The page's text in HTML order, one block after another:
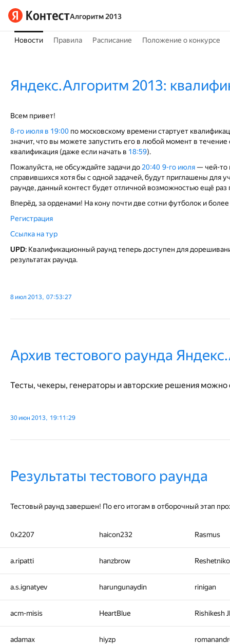
Алгоритм 2013
Новости Правила Расписание Положение о конкурсе
Яндекс.Алгоритм 2013:
Всем привет!
8-го июля в 19:00 по московскому времени стартует
значит, что вы можете запустить его в любой момент в
квалификация (даже если начать в 18:59).
Пожалуйста, не обсуждайте задачи до20:40 9-го июля— чей-то
справившихся хотя бы с одной задачей, будут приглашены для
раунде, данный контест будет отличной возможностью ещё
Вперёд, за орденами! На кону почти две сотни футболок и
Регистрация
Ссылка на тур
UPD: Квалификационный раунд теперь доступен для
результатах раунда.
8 июл 2013, 07:53:27
Архив тестового раунда
Тесты, чекеры, генераторы и авторские решения можно
30 июн 2013, 19:11:29
Результаты тестового раунда
Тестовый раунд завершен! По его итогам в отборочный этап
0x2207 haicon232 Rasmus
a.ripatti hanzbrow
a.s.ignatyev harungunaydin rinigan
acm-misis HeartBlue Rishikesh
adamax hiyzp